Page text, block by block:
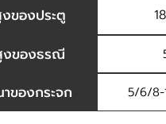
ของประตู
งของธรณี
ของกระจก 5/6/8-